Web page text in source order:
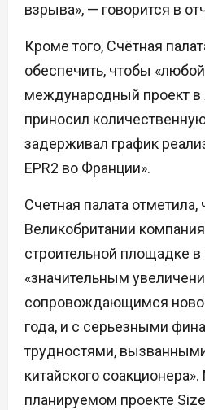
взрыва», — говорится в
Кроме того, Счётная
обеспечить, чтобы
международный проект в
приносил
задерживал график
EPR2 во Франции».
Счетная палата отметила,
Великобритании
строительной площадке
«значительным
сопровождающимся
года, и с серьезными
трудностями,
китайского
планируемом проекте